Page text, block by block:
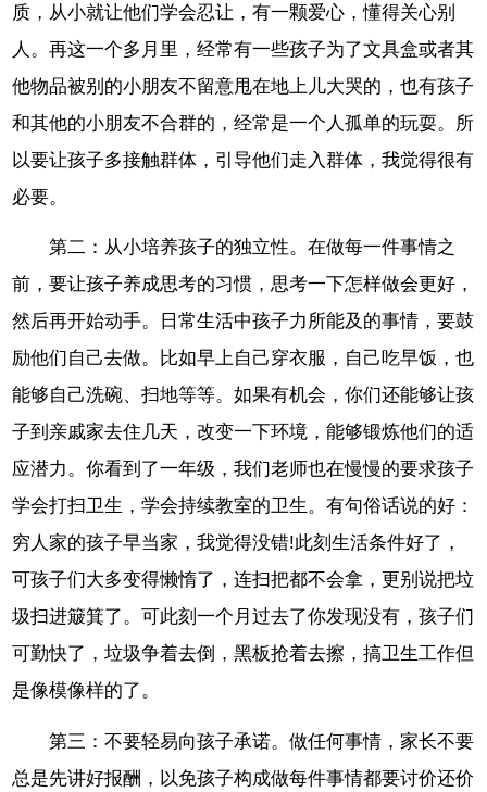
质，从小就让他们学会忍让，有一颗爱心，懂得关心别
人。再这一个多月里，经常有一些孩子为了文具盒或者其
他物品被别的小朋友不留意甩在地上儿大哭的，也有孩子
和其他的小朋友不合群的，经常是一个人孤单的玩耍。所
以要让孩子多接触群体，引导他们走入群体，我觉得很有
必要。
第二：从小培养孩子的独立性。在做每一件事情之
前，要让孩子养成思考的习惯，思考一下怎样做会更好，
然后再开始动手。日常生活中孩子力所能及的事情，要鼓
励他们自己去做。比如早上自己穿衣服，自己吃早饭，也
能够自己洗碗、扫地等等。如果有机会，你们还能够让孩
子到亲戚家去住几天，改变一下环境，能够锻炼他们的适
应潜力。你看到了一年级，我们老师也在慢慢的要求孩子
学会打扫卫生，学会持续教室的卫生。有句俗话说的好：
穷人家的孩子早当家，我觉得没错!此刻生活条件好了，
可孩子们大多变得懒惰了，连扫把都不会拿，更别说把垃
圾扫进簸箕了。可此刻一个月过去了你发现没有，孩子们
可勤快了，垃圾争着去倒，黑板抢着去擦，搞卫生工作但
是像模像样的了。
第三：不要轻易向孩子承诺。做任何事情，家长不要
总是先讲好报酬，以免孩子构成做每件事情都要讨价还价